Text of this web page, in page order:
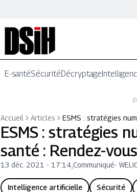
E-santéSécuritéDécryptage
Accueil
Articles ESMS : stratégies
ESMS : stratégies
santé : Rendez-
13 déc. 2021 - 17:14 ,Communiqué-
Intelligence artificielle Sécurité